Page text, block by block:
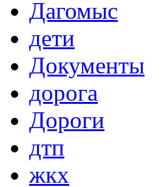
Дагомыс
дети
Документы
дорога
Дороги
дтп
жкх